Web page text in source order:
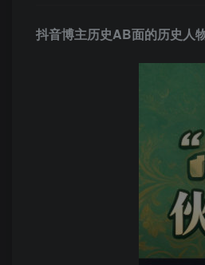
抖音博主历史AB面的历史人